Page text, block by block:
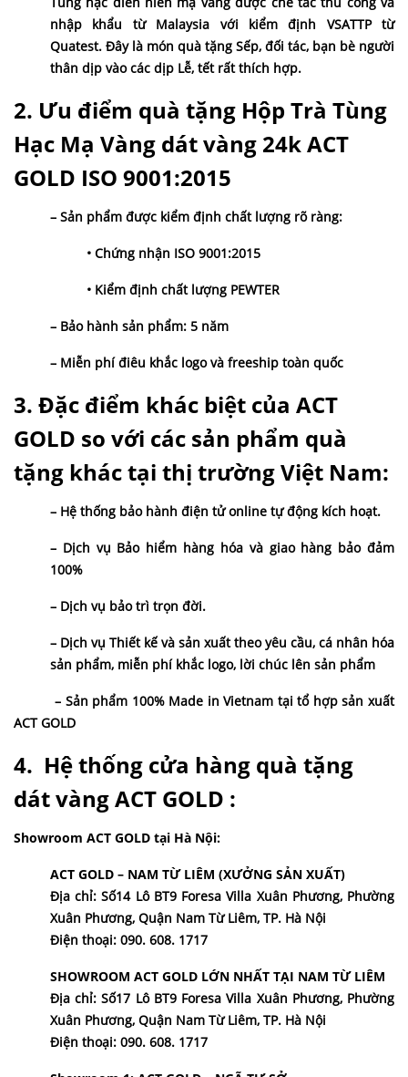
nhập khẩu từ Malaysia với kiểm định VSATTP từ
Quatest. Đây là món quà tặng Sếp, đối tác, bạn bè người
thân dịp vào các dịp Lễ, tết rất thích hợp.
2. Ưu điểm quà tặng Hộp Trà Tùng
Hạc Mạ Vàng dát vàng 24k ACT
GOLD ISO 9001:2015
– Sản phẩm được kiểm định chất lượng rõ ràng:
• Chứng nhận ISO 9001:2015
• Kiểm định chất lượng PEWTER
– Bảo hành sản phẩm: 5 năm
– Miễn phí điêu khắc logo và freeship toàn quốc
3. Đặc điểm khác biệt của ACT
GOLD so với các sản phẩm quà
tặng khác tại thị trường Việt Nam:
– Hệ thống bảo hành điện tử online tự động kích hoạt.
– Dịch vụ Bảo hiểm hàng hóa và giao hàng bảo đảm
100%
– Dịch vụ bảo trì trọn đời.
– Dịch vụ Thiết kế và sản xuất theo yêu cầu, cá nhân hóa
sản phẩm, miễn phí khắc logo, lời chúc lên sản phẩm
– Sản phẩm 100% Made in Vietnam tại tổ hợp sản xuất
ACT GOLD
4. Hệ thống cửa hàng quà tặng
dát vàng ACT GOLD :
Showroom ACT GOLD tại Hà Nội:
ACT GOLD – NAM TỪ LIÊM (XƯỞNG SẢN XUẤT)
Địa chỉ: Số14 Lô BT9 Foresa Villa Xuân Phương, Phường
Xuân Phương, Quận Nam Từ Liêm, TP. Hà Nội
Điện thoại: 090. 608. 1717
SHOWROOM ACT GOLD LỚN NHẤT TẠI NAM TỪ LIÊM
Địa chỉ: Số17 Lô BT9 Foresa Villa Xuân Phương, Phường
Xuân Phương, Quận Nam Từ Liêm, TP. Hà Nội
Điện thoại: 090. 608. 1717